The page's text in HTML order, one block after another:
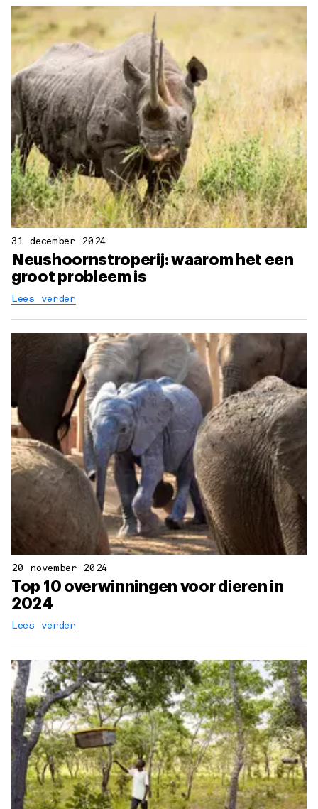
31 december 2024
Neushoornstroperij: waarom het een
groot probleem is
Lees verder
20 november 2024
Top 10 overwinningen voor dieren in
2024
Lees verder